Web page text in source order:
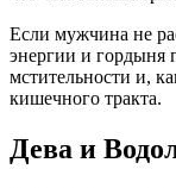
Если мужчина не
энергии и гордыня
мстительности и,
кишечного тракта.
Дева и